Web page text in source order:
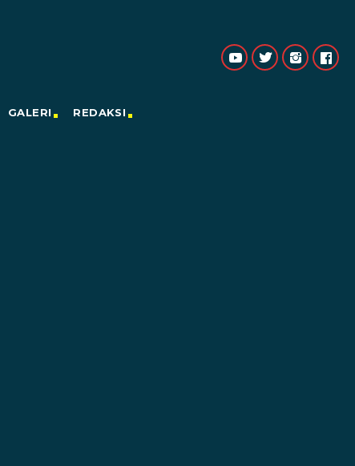
GALERI REDAKSI